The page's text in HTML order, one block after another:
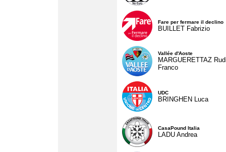
Fare per fermare il declino
BUILLET Fabrizio
Vallée d'Aoste
MARGUERETTAZ
Franco
UDC
BRINGHEN Luca
CasaPound Italia
LADU Andrea